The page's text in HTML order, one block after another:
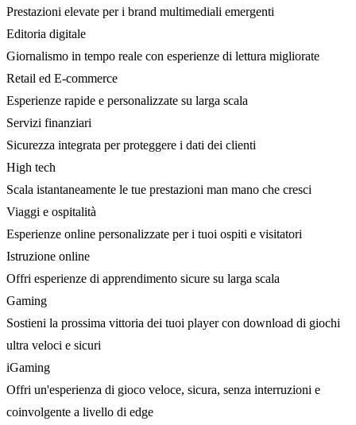
Prestazioni elevate per i brand multimediali emergenti
Editoria digitale
Giornalismo in tempo reale con esperienze di lettura migliorate
Retail ed E-commerce
Esperienze rapide e personalizzate su larga scala
Servizi finanziari
Sicurezza integrata per proteggere i dati dei clienti
High tech
Scala istantaneamente le tue prestazioni man mano che cresci
Viaggi e ospitalità
Esperienze online personalizzate per i tuoi ospiti e visitatori
Istruzione online
Offri esperienze di apprendimento sicure su larga scala
Gaming
Sostieni la prossima vittoria dei tuoi player con download di giochi
ultra veloci e sicuri
iGaming
Offri un'esperienza di gioco veloce, sicura, senza interruzioni e
coinvolgente a livello di edge